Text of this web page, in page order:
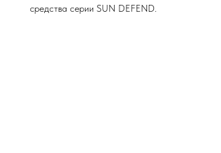
средства серии SUN DEFEND.